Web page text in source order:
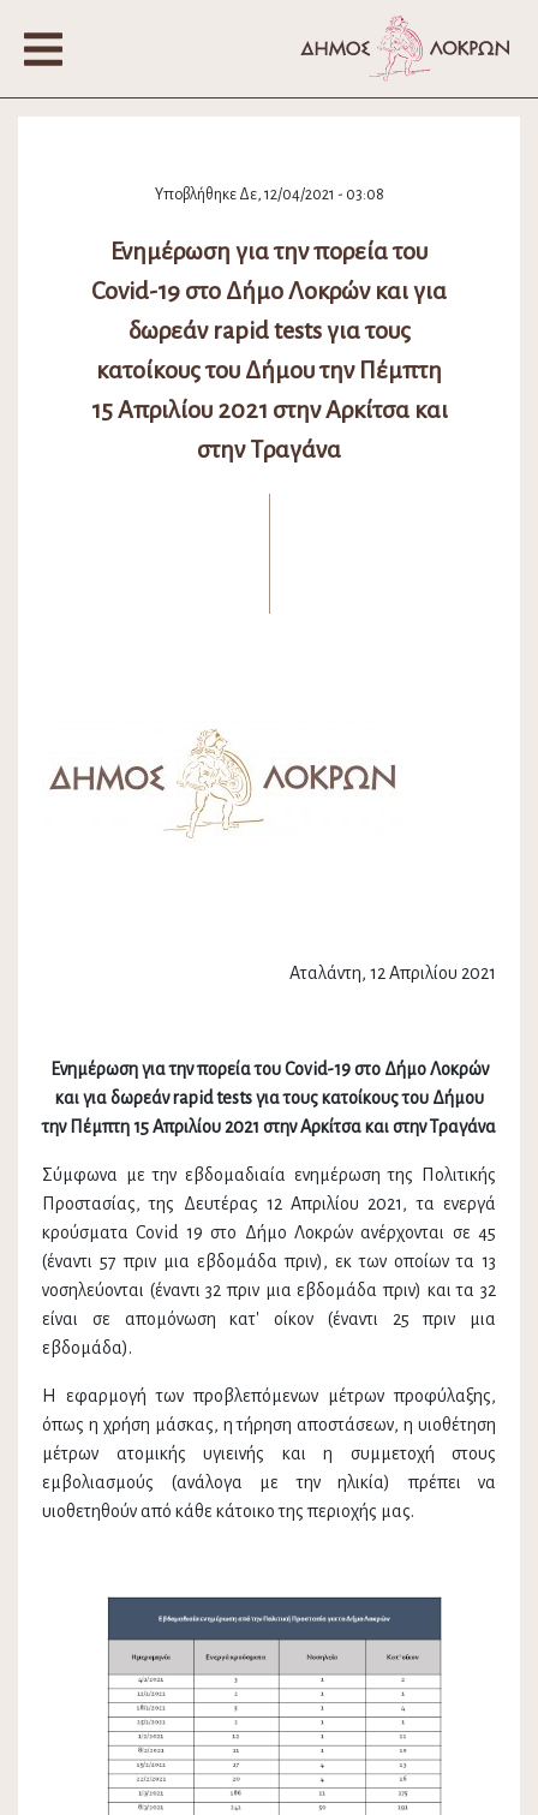
Υποβλήθηκε Δε, 12/04/2021 - 03:08
Ενημέρωση για την πορεία του
Covid-19 στο Δήμο Λοκρών και για
δωρεάν rapid tests για τους
κατοίκους του Δήμου την Πέμπτη
15 Απριλίου 2021 στην Αρκίτσα και
στην Τραγάνα
Αταλάντη, 12 Απριλίου 2021
Ενημέρωση για την πορεία του Covid-19 στο Δήμο Λοκρών
και για δωρεάν rapid testsγια τους κατοίκους του Δήμου
την Πέμπτη 15 Απριλίου 2021 στην Αρκίτσα και στην Τραγάνα
Σύμφωνα με την εβδομαδιαία ενημέρωση της Πολιτικής
Προστασίας, της Δευτέρας 12 Απριλίου 2021, τα ενεργά
κρούσματα Covid 19 στο Δήμο Λοκρών ανέρχονται σε 45
(έναντι 57 πριν μια εβδομάδα πριν), εκ των οποίων τα 13
νοσηλεύονται (έναντι 32 πριν μια εβδομάδα πριν) και τα 32
είναι σε απομόνωση κατ' οίκον (έναντι 25 πριν μια
εβδομάδα).
Η εφαρμογή των προβλεπόμενων μέτρων προφύλαξης,
όπως η χρήση μάσκας, η τήρηση αποστάσεων, η υιοθέτηση
μέτρων ατομικής υγιεινής και η συμμετοχή στους
εμβολιασμούς (ανάλογα με την ηλικία) πρέπει να
υιοθετηθούν από κάθε κάτοικο της περιοχής μας.